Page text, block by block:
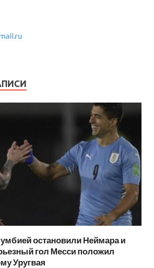
остановили Неймара и
гол Месси положил
Уругвая